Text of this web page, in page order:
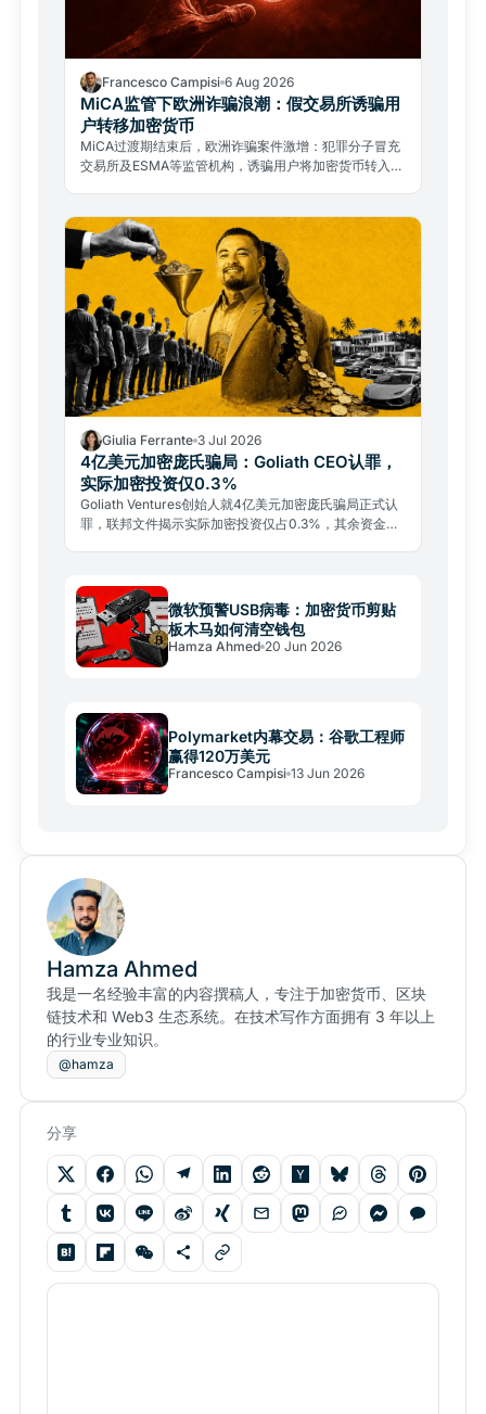
Francesco Campisi 6 Aug 2026
MiCA监管下欧洲诈骗浪潮：假交易所诱骗用
户转移加密货币
MiCA过渡期结束后，欧洲诈骗案件激增：犯罪分子冒充
交易所及ESMA等监管机构，诱骗用户将加密货币转入欺
Giulia Ferrante 3 Jul 2026
4亿美元加密庞氏骗局：Goliath CEO认罪，
实际加密投资仅0.3%
Goliath Ventures创始人就4亿美元加密庞氏骗局正式认
罪，联邦文件揭示实际加密投资仅占0.3%，其余资金流
微软预警USB病毒：加密货币剪贴
板木马如何清空钱包
Hamza Ahmed 20 Jun 2026
Polymarket内幕交易：谷歌工程师
赢得120万美元
Francesco Campisi 13 Jun 2026
Hamza Ahmed
我是一名经验丰富的内容撰稿人，专注于加密货币、区块
链技术和 Web3 生态系统。在技术写作方面拥有 3 年以上
的行业专业知识。
@hamza
分享